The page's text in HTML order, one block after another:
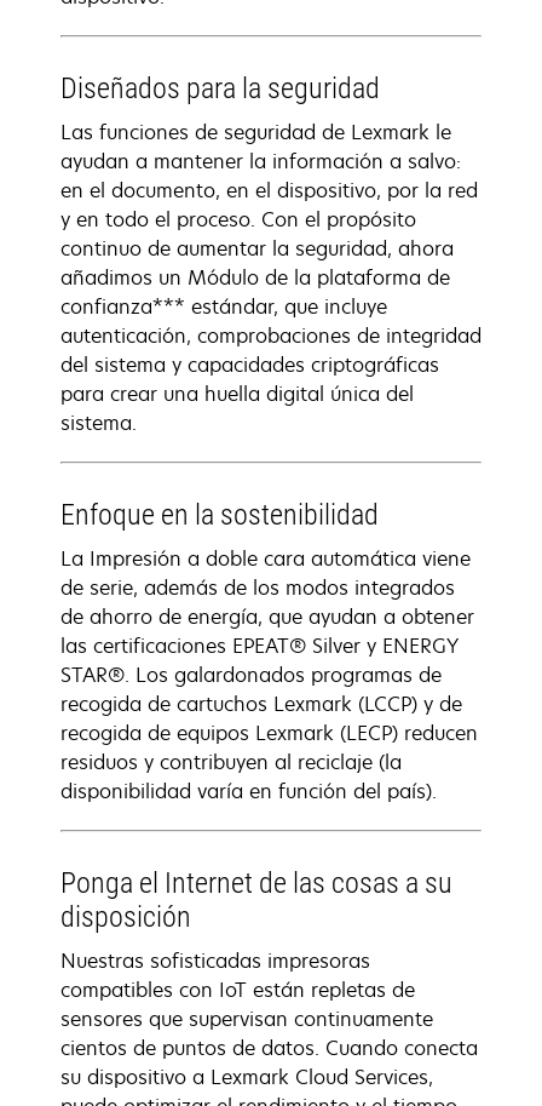
Diseñados para la seguridad
Las funciones de seguridad de Lexmark le
ayudan a mantener la información a salvo:
en el documento, en el dispositivo, por la red
y en todo el proceso. Con el propósito
continuo de aumentar la seguridad, ahora
añadimos un Módulo de la plataforma de
confianza*** estándar, que incluye
autenticación, comprobaciones de integridad
del sistema y capacidades criptográficas
para crear una huella digital única del
sistema.
Enfoque en la sostenibilidad
La Impresión a doble cara automática viene
de serie, además de los modos integrados
de ahorro de energía, que ayudan a obtener
las certificaciones EPEAT® Silver y ENERGY
STAR®. Los galardonados programas de
recogida de cartuchos Lexmark (LCCP) y de
recogida de equipos Lexmark (LECP) reducen
residuos y contribuyen al reciclaje (la
disponibilidad varía en función del país).
Ponga el Internet de las cosas a su
disposición
Nuestras sofisticadas impresoras
compatibles con IoT están repletas de
sensores que supervisan continuamente
cientos de puntos de datos. Cuando conecta
su dispositivo a Lexmark Cloud Services,